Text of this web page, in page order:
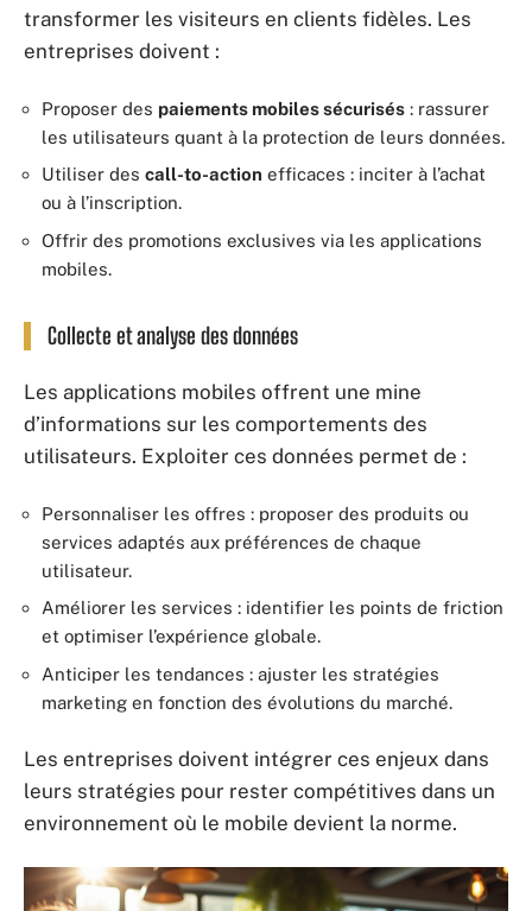
transformer les visiteurs en clients fidèles. Les
entreprises doivent :
Proposer des paiements mobiles sécurisés : rassurer
les utilisateurs quant à la protection de leurs données.
Utiliser des call-to-action efficaces : inciter à l’achat
ou à l’inscription.
Offrir des promotions exclusives via les applications
mobiles.
Collecte et analyse des données
Les applications mobiles offrent une mine
d’informations sur les comportements des
utilisateurs. Exploiter ces données permet de :
Personnaliser les offres : proposer des produits ou
services adaptés aux préférences de chaque
utilisateur.
Améliorer les services : identifier les points de friction
et optimiser l’expérience globale.
Anticiper les tendances : ajuster les stratégies
marketing en fonction des évolutions du marché.
Les entreprises doivent intégrer ces enjeux dans
leurs stratégies pour rester compétitives dans un
environnement où le mobile devient la norme.